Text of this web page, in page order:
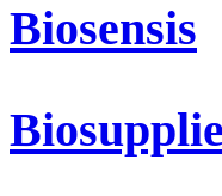
Biosensis